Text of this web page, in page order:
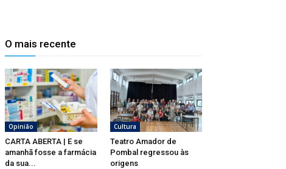
O mais recente
Opinião
CARTA ABERTA | E se
amanhã fosse a farmácia
da sua...
Cultura
Teatro Amador de
Pombal regressou às
origens